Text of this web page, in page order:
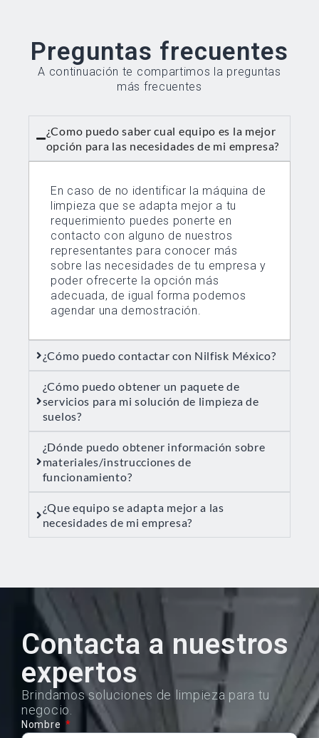
Preguntas frecuentes
A continuación te compartimos la preguntas
más frecuentes
¿Como puedo saber cual equipo es la mejor
opción para las necesidades de mi empresa?
En caso de no identificar la máquina de
limpieza que se adapta mejor a tu
requerimiento puedes ponerte en
contacto con alguno de nuestros
representantes para conocer más
sobre las necesidades de tu empresa y
poder ofrecerte la opción más
adecuada, de igual forma podemos
agendar una demostración.
¿Cómo puedo contactar con Nilfisk México?
¿Cómo puedo obtener un paquete de
servicios para mi solución de limpieza de
suelos?
¿Dónde puedo obtener información sobre
materiales/instrucciones de
funcionamiento?
¿Que equipo se adapta mejor a las
necesidades de mi empresa?
Contacta a nuestros
expertos
Brindamos soluciones de limpieza para tu
negocio.
Nombre